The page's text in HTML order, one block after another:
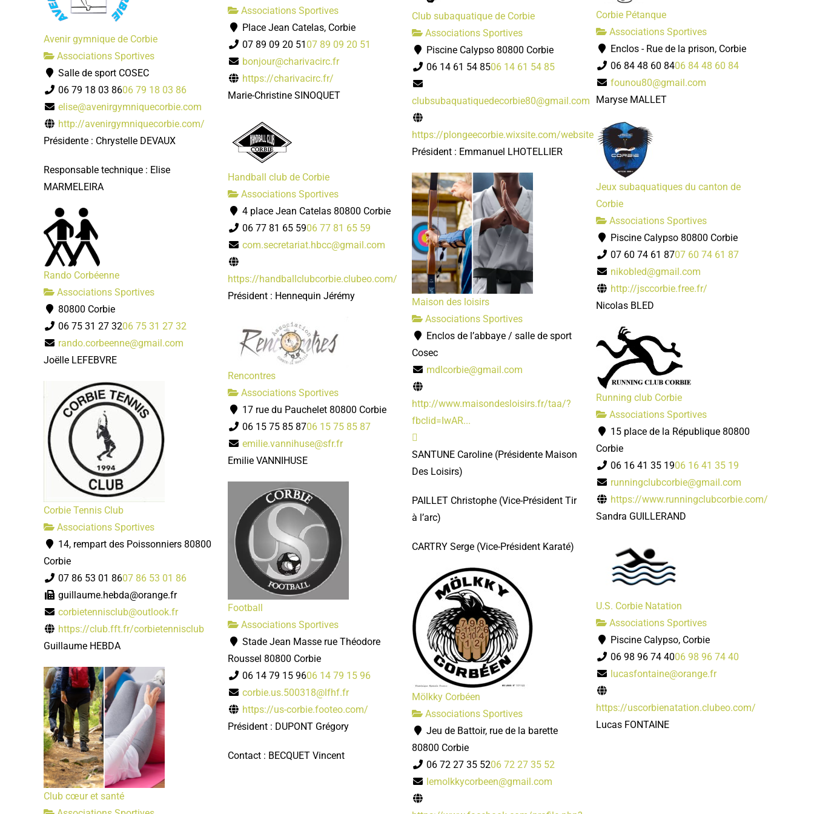
Avenir gymnique de Corbie
Associations Sportives
Salle de sport COSEC
06 79 18 03 8606 79 18 03 86
elise@avenirgymniquecorbie.com
http://avenirgymniquecorbie.com/
Présidente : Chrystelle DEVAUX
Responsable technique : Elise
MARMELEIRA
Associations Sportives
Place Jean Catelas, Corbie
07 89 09 20 51 07 89 09 20 51
bonjour@charivacirc.fr
https://charivacirc.fr/
Marie-Christine SINOQUET
Club subaquatique de Corbie
Associations Sportives
Piscine Calypso 80800 Corbie
06 14 61 54 8506 14 61 54 85
clubsubaquatiquedecorbie80@gmail.com
https://plongeecorbie.wixsite.com/website
Président : Emmanuel LHOTELLIER
Corbie Pétanque
Associations Sportives
Enclos - Rue de la prison, Corbie
06 84 48 60 8406 84 48 60 84
founou80@gmail.com
Maryse MALLET
Handball club de Corbie
Associations Sportives
4 place Jean Catelas 80800 Corbie
06 77 81 65 5906 77 81 65 59
com.secretariat.hbcc@gmail.com
https://handballclubcorbie.clubeo.com/
Président : Hennequin Jérémy
Jeux subaquatiques du canton de
Corbie
Associations Sportives
Piscine Calypso 80800 Corbie
07 60 74 61 8707 60 74 61 87
nikobled@gmail.com
http://jsccorbie.free.fr/
Nicolas BLED
Maison des loisirs
Associations Sportives
Enclos de l’abbaye / salle de sport
Cosec
mdlcorbie@gmail.com
http://www.maisondesloisirs.fr/taa/?
fbclid=IwAR...
SANTUNE Caroline (Présidente Maison
Des Loisirs)
PAILLET Christophe (Vice-Président Tir
à l’arc)
CARTRY Serge (Vice-Président Karaté)
Rando Corbéenne
Associations Sportives
80800 Corbie
06 75 31 27 3206 75 31 27 32
rando.corbeenne@gmail.com
Joëlle LEFEBVRE
Rencontres
Associations Sportives
17 rue du Pauchelet 80800 Corbie
06 15 75 85 8706 15 75 85 87
emilie.vannihuse@sfr.fr
Emilie VANNIHUSE
Running club Corbie
Associations Sportives
15 place de la République 80800
Corbie
06 16 41 35 1906 16 41 35 19
runningclubcorbie@gmail.com
https://www.runningclubcorbie.com/
Sandra GUILLERAND
Corbie Tennis Club
Associations Sportives
14, rempart des Poissonniers 80800
Corbie
07 86 53 01 8607 86 53 01 86
guillaume.hebda@orange.fr
corbietennisclub@outlook.fr
https://club.fft.fr/corbietennisclub
Guillaume HEBDA
Football
Associations Sportives
Stade Jean Masse rue Théodore
Roussel 80800 Corbie
06 14 79 15 9606 14 79 15 96
corbie.us.500318@lfhf.fr
https://us-corbie.footeo.com/
Président : DUPONT Grégory
Contact : BECQUET Vincent
U.S. Corbie Natation
Associations Sportives
Piscine Calypso, Corbie
06 98 96 74 4006 98 96 74 40
lucasfontaine@orange.fr
https://uscorbienatation.clubeo.com/
Lucas FONTAINE
Mölkky Corbéen
Associations Sportives
Jeu de Battoir, rue de la barette
80800 Corbie
06 72 27 35 5206 72 27 35 52
lemolkkycorbeen@gmail.com
Club cœur et santé